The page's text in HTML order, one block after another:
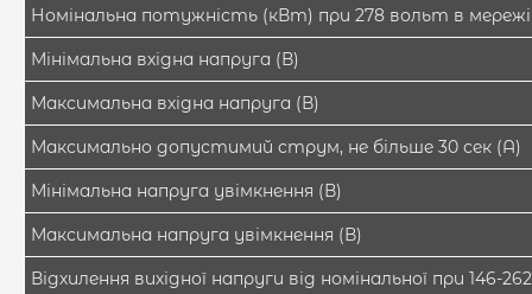
Номінальна потужність (кВт) при 278 вольт в мережі
Мінімальна вхідна напруга (В)
Максимальна вхідна напруга (В)
Максимально допустимий струм, не більше 30 сек (А)
Мінімальна напруга увімкнення (В)
Максимальна напруга увімкнення (В)
Відхилення вихідної напруги від номінальної при 146-